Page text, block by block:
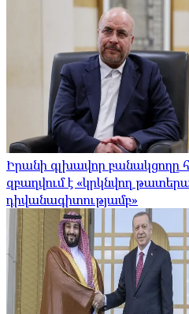
Իրանի գլխավոր բանակցողը
զբաղվում է «կրկնվող
դիվանագիտությամբ»